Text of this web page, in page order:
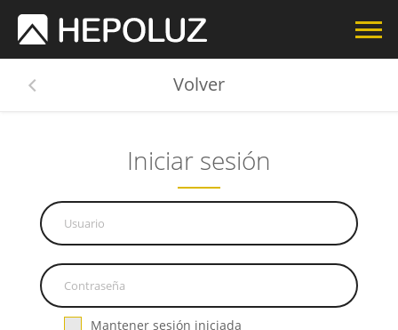
Volver
Iniciar sesión
Mantener sesión iniciada